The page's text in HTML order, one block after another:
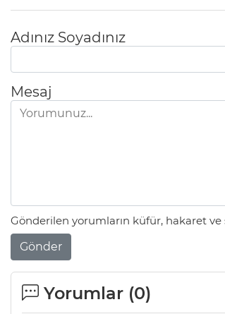
Adınız Soyadınız
Mesaj
Gönderilen yorumların küfür, hakaret ve
Gönder
Yorumlar (0)